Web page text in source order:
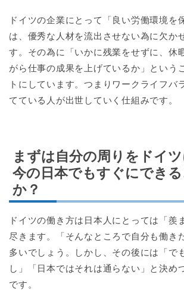
ドイツの企業にとって「良い労働環境を
は、優秀な人材を流出させない為に欠か
す。その為に「いかに残業をせずに、休
がら仕事の成果を上げているか」という
トにしています。つまりワークライフバ
てている人が出世していく仕組みです。
まずは自分の周りをドイ
今の日本でもすぐにでき
か？
ドイツの働き方は日本人にとっては「羨
尽きます。「そんなところで自分も働き
多いでしょう。しかし、その後には「で
し」「日本ではそれは通らない」と決め
です。